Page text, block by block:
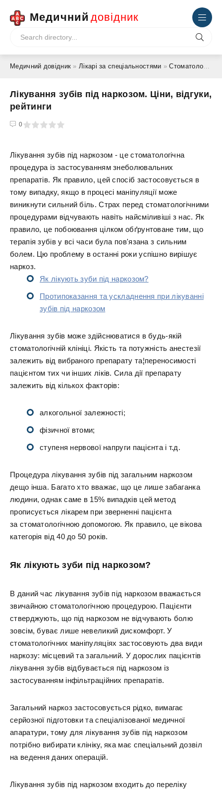
Медичний довідник
Медичний довідник »Лікарі за спеціальностями »Стоматолог »
Лікування зубів під наркозом. Ціни, відгуки,
рейтинги
0
5
Лікування зубів під наркозом - це стоматологічна
процедура із застосуванням знеболювальних
препаратів. Як правило, цей спосіб застосовується в
тому випадку, якщо в процесі маніпуляції може
виникнути сильний біль. Страх перед стоматологічними
процедурами відчувають навіть найсміливіші з нас. Як
правило, це побоювання цілком обґрунтоване тим, що
терапія зубів у всі часи була пов'язана з сильним
болем. Цю проблему в останні роки успішно вирішує
наркоз.
Як лікують зуби під наркозом?
Протипоказання та ускладнення при лікуванні
зубів під наркозом
Лікування зубів може здійснюватися в будь-якій
стоматологічній клініці. Якість та потужність анестезії
залежить від вибраного препарату та¦переносимості
пацієнтом тих чи інших ліків. Сила дії препарату
залежить від кількох факторів:
алкогольної залежності;
фізичної втоми;
ступеня нервової напруги пацієнта і т.д.
Процедура лікування зубів під загальним наркозом
дещо інша. Багато хто вважає, що це лише забаганка
людини, однак саме в 15% випадків цей метод
прописується лікарем при зверненні пацієнта
за стоматологічною допомогою. Як правило, це вікова
категорія від 40 до 50 років.
Як лікують зуби під наркозом?
В даний час лікування зубів під наркозом вважається
звичайною стоматологічною процедурою. Пацієнти
стверджують, що під наркозом не відчувають болю
зовсім, буває лише невеликий дискомфорт. У
стоматологічних маніпуляціях застосовують два види
наркозу: місцевий та загальний. У дорослих пацієнтів
лікування зубів відбувається під наркозом із
застосуванням інфільтраційних препаратів.
Загальний наркоз застосовується рідко, вимагає
серйозної підготовки та спеціалізованої медичної
апаратури, тому для лікування зубів під наркозом
потрібно вибирати клініку, яка має спеціальний дозвіл
на ведення даних операцій.
Лікування зубів під наркозом входить до переліку